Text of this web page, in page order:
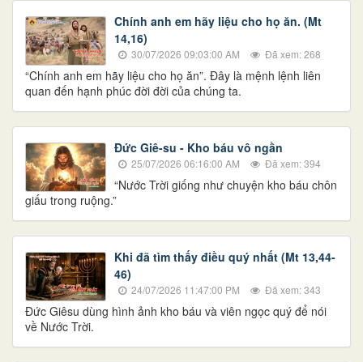
Chính anh em hãy liệu cho họ ăn. (Mt
14,16)
30/07/2026 09:03:00 AM Đã xem: 268
“Chính anh em hãy liệu cho họ ăn”. Đây là mệnh lệnh liên
quan đến hạnh phúc đời đời của chúng ta.
Đức Giê-su - Kho báu vô ngần
25/07/2026 06:16:00 AM Đã xem: 394
“Nước Trời giống như chuyện kho báu chôn
giấu trong ruộng.”
Khi đã tìm thấy điều quý nhất (Mt 13,44-
46)
24/07/2026 11:47:00 PM Đã xem: 343
Đức Giêsu dùng hình ảnh kho báu và viên ngọc quý để nói
về Nước Trời.